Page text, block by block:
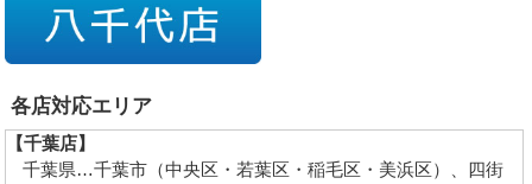
各店対応エリア
【千葉店】
千葉県…千葉市（中央区・若葉区・稲毛区・美浜区）、四街